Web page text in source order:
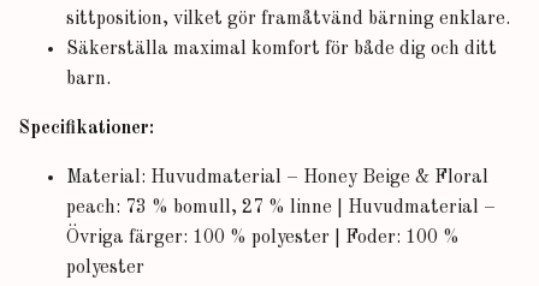
sittposition, vilket gör framåtvänd bärning enklare.
Säkerställa maximal komfort för både dig och ditt
barn.
Specifikationer:
Material: Huvudmaterial – Honey Beige & Floral
peach: 73 % bomull, 27 % linne | Huvudmaterial –
Övriga färger: 100 % polyester | Foder: 100 %
polyester